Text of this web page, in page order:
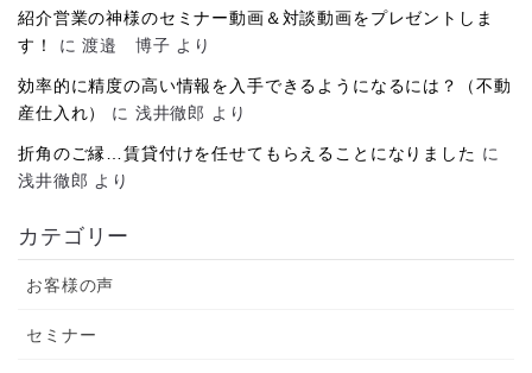
紹介営業の神様のセミナー動画＆対談動画をプレゼントしま
す！
に渡邉 博子 より
効率的に精度の高い情報を入手できるようになるには？（不動
産仕入れ）
に 浅井徹郎 より
折角のご縁…賃貸付けを任せてもらえることになりました に
浅井徹郎 より
カテゴリー
お客様の声
セミナー